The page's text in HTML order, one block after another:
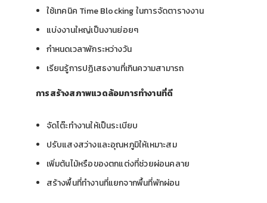
ใช้เทคนิค Time Blocking ในการจัดตารางงาน
แบ่งงานใหญ่เป็นงานย่อยๆ
กำหนดเวลาพักระหว่างวัน
เรียนรู้การปฏิเสธงานที่เกินความสามารถ
การสร้างสภาพแวดล้อมการทำงานที่ดี
จัดโต๊ะทำงานให้เป็นระเบียบ
ปรับแสงสว่างและอุณหภูมิให้เหมาะสม
เพิ่มต้นไม้หรือของตกแต่งที่ช่วยผ่อนคลาย
สร้างพื้นที่ทำงานที่แยกจากพื้นที่พักผ่อน